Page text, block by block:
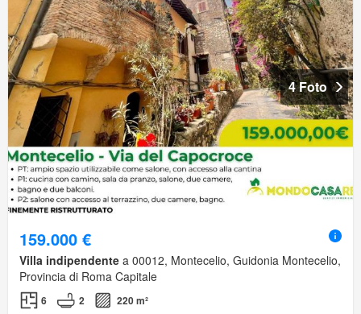
4 Foto
159.000 €
Villa indipendente a 00012, Montecelio, Guidonia Montecelio,
Provincia di Roma Capitale
6 2
220 m²